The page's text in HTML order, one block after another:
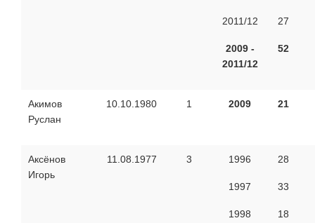
2011/12
2009 -
2011/12
27
52
Акимов
Руслан
10.10.1980 1 2009 21
Аксёнов
Игорь
11.08.1977 3 1996
1997
1998
28
33
18